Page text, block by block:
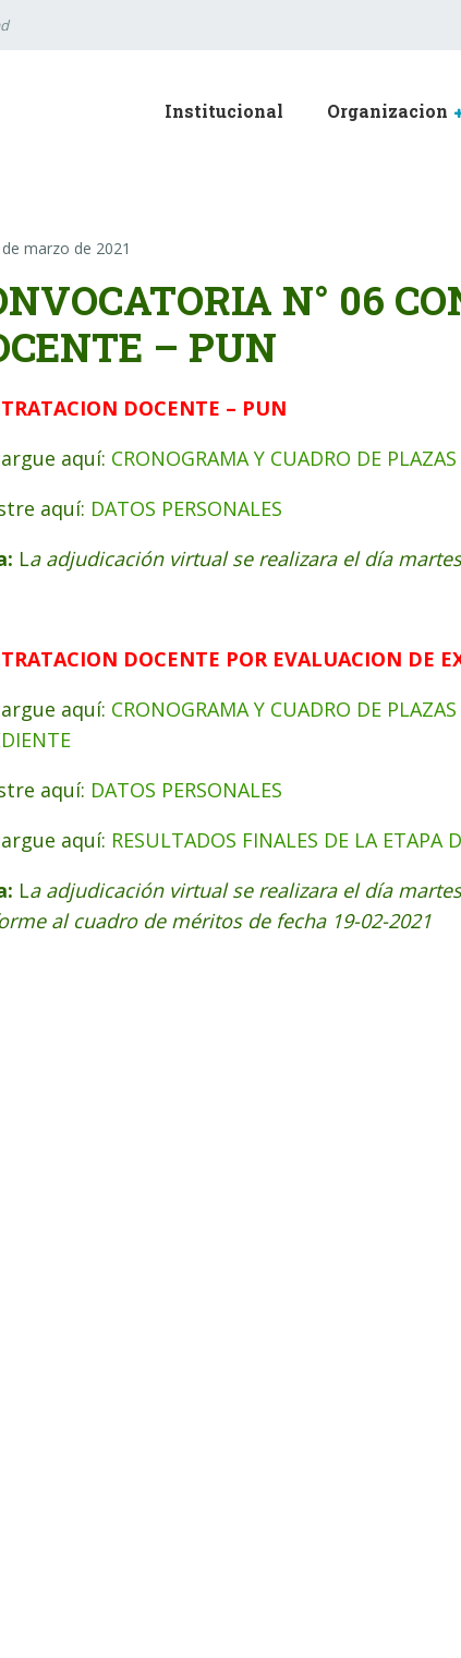
Institucional Organizacion
marzo de 2021
N° 06
– PUN
DOCENTE – PUN
aquí: CRONOGRAMA Y CUADRO DE
aquí: DATOS PERSONALES
La adjudicación virtual se realizara el día
DOCENTE POR EVALUACION DE
aquí: CRONOGRAMA Y CUADRO DE
aquí: DATOS PERSONALES
aquí: RESULTADOS FINALES DE LA ETAPA
La adjudicación virtual se realizara el día
al cuadro de méritos de fecha 19-02-2021